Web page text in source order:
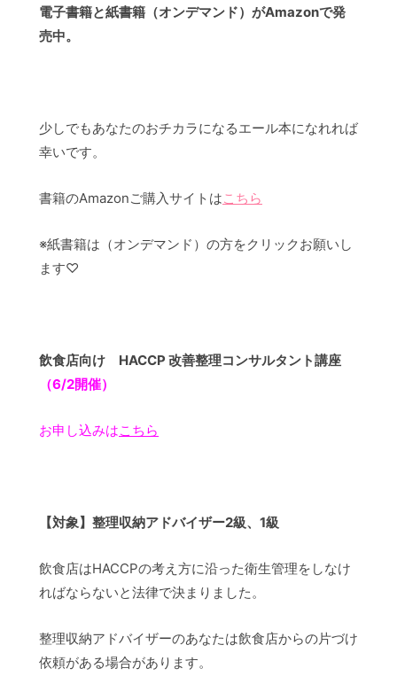
電子書籍と紙書籍（オンデマンド）がAmazonで発
売中。
少しでもあなたのおチカラになるエール本になれれば
幸いです。
書籍のAmazonご購入サイトはこちら
※紙書籍は（オンデマンド）の方をクリックお願いし
ます♡
飲食店向け HACCP 改善整理コンサルタント講座
（6/2開催）
お申し込みはこちら
【対象】整理収納アドバイザー2級、1級
飲食店はHACCPの考え方に沿った衛生管理をしなけ
ればならないと法律で決まりました。
整理収納アドバイザーのあなたは飲食店からの片づけ
依頼がある場合があります。